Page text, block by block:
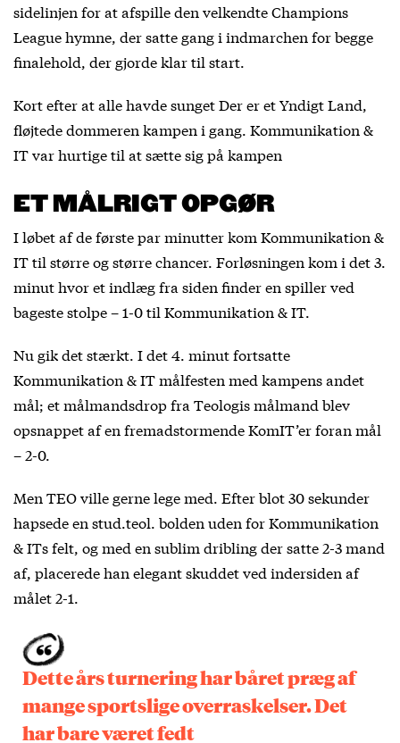
sidelinjen for at afspille den velkendte Champions
League hymne, der satte gang i indmarchen for begge
finalehold, der gjorde klar til start.
Kort efter at alle havde sunget Der er et Yndigt Land,
fløjtede dommeren kampen i gang. Kommunikation &
IT var hurtige til at sætte sig på kampen
ET MÅLRIGT OPGØR
I løbet af de første par minutter kom Kommunikation &
IT til større og større chancer. Forløsningen kom i det 3.
minut hvor et indlæg fra siden finder en spiller ved
bageste stolpe – 1-0 til Kommunikation & IT.
Nu gik det stærkt. I det 4. minut fortsatte
Kommunikation & IT målfesten med kampens andet
mål; et målmandsdrop fra Teologis målmand blev
opsnappet af en fremadstormende KomIT’er foran mål
– 2-0.
Men TEO ville gerne lege med. Efter blot 30 sekunder
hapsede en stud.teol. bolden uden for Kommunikation
& ITs felt, og med en sublim dribling der satte 2-3 mand
af, placerede han elegant skuddet ved indersiden af
målet 2-1.
Dette års turnering har båret præg af
mange sportslige overraskelser. Det
har bare været fedt